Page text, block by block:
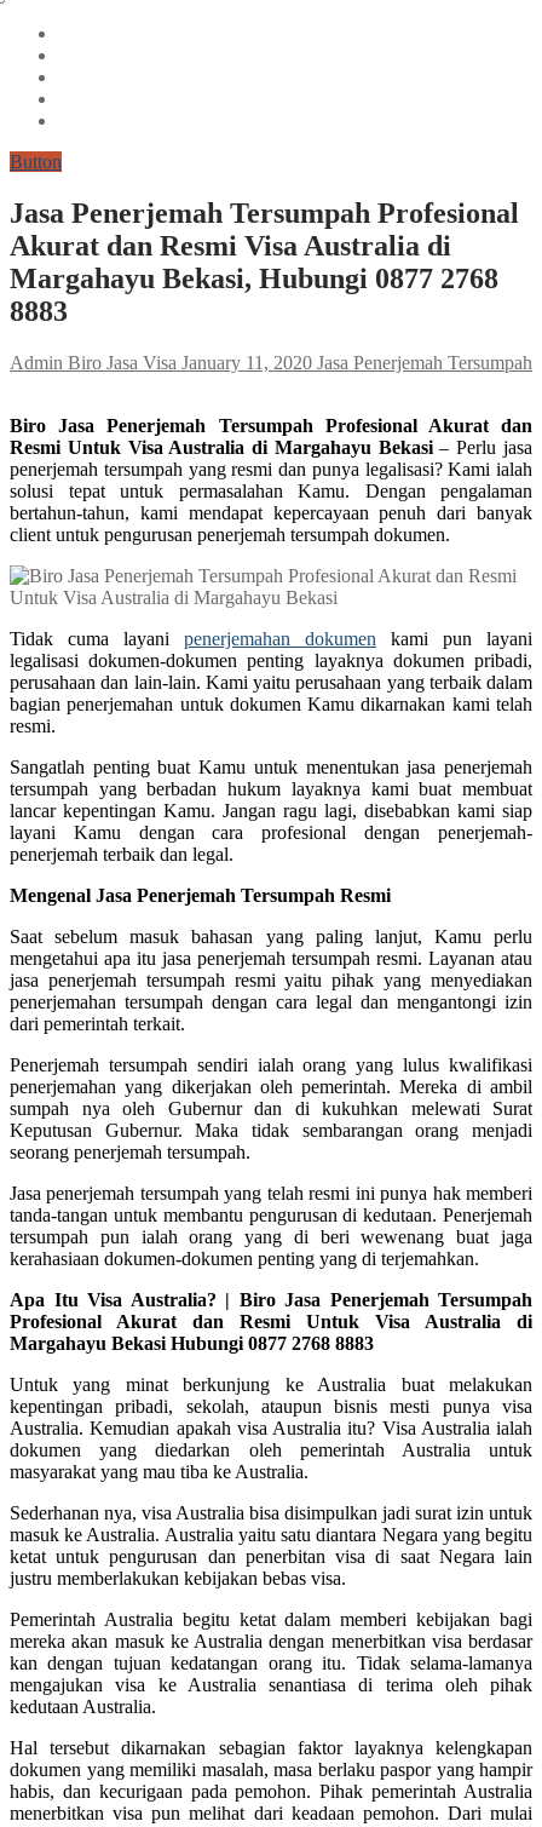
Button
Jasa Penerjemah Tersumpah Profesional
Akurat dan Resmi Visa Australia di
Margahayu Bekasi, Hubungi 0877 2768
8883
Admin Biro Jasa Visa January 11, 2020 Jasa Penerjemah Tersumpah
Biro Jasa Penerjemah Tersumpah Profesional Akurat dan
Resmi Untuk Visa Australia di Margahayu Bekasi– Perlu jasa
penerjemah tersumpah yang resmi dan punya legalisasi? Kami ialah
solusi tepat untuk permasalahan Kamu. Dengan pengalaman
bertahun-tahun, kami mendapat kepercayaan penuh dari banyak
client untuk pengurusan penerjemah tersumpah dokumen.
Tidak cuma layani penerjemahan dokumen kami pun layani
legalisasi dokumen-dokumen penting layaknya dokumen pribadi,
perusahaan dan lain-lain. Kami yaitu perusahaan yang terbaik dalam
bagian penerjemahan untuk dokumen Kamu dikarnakan kami telah
resmi.
Sangatlah penting buat Kamu untuk menentukan jasa penerjemah
tersumpah yang berbadan hukum layaknya kami buat membuat
lancar kepentingan Kamu. Jangan ragu lagi, disebabkan kami siap
layani Kamu dengan cara profesional dengan penerjemah-
penerjemah terbaik dan legal.
Mengenal Jasa Penerjemah Tersumpah Resmi
Saat sebelum masuk bahasan yang paling lanjut, Kamu perlu
mengetahui apa itu jasa penerjemah tersumpah resmi. Layanan atau
jasa penerjemah tersumpah resmi yaitu pihak yang menyediakan
penerjemahan tersumpah dengan cara legal dan mengantongi izin
dari pemerintah terkait.
Penerjemah tersumpah sendiri ialah orang yang lulus kwalifikasi
penerjemahan yang dikerjakan oleh pemerintah. Mereka di ambil
sumpah nya oleh Gubernur dan di kukuhkan melewati Surat
Keputusan Gubernur. Maka tidak sembarangan orang menjadi
seorang penerjemah tersumpah.
Jasa penerjemah tersumpah yang telah resmi ini punya hak memberi
tanda-tangan untuk membantu pengurusan di kedutaan. Penerjemah
tersumpah pun ialah orang yang di beri wewenang buat jaga
kerahasiaan dokumen-dokumen penting yang di terjemahkan.
Apa Itu Visa Australia? | Biro Jasa Penerjemah Tersumpah
Profesional Akurat dan Resmi Untuk Visa Australia di
Margahayu Bekasi Hubungi 0877 2768 8883
Untuk yang minat berkunjung ke Australia buat melakukan
kepentingan pribadi, sekolah, ataupun bisnis mesti punya visa
Australia. Kemudian apakah visa Australia itu? Visa Australia ialah
dokumen yang diedarkan oleh pemerintah Australia untuk
masyarakat yang mau tiba ke Australia.
Sederhanan nya, visa Australia bisa disimpulkan jadi surat izin untuk
masuk ke Australia. Australia yaitu satu diantara Negara yang begitu
ketat untuk pengurusan dan penerbitan visa di saat Negara lain
justru memberlakukan kebijakan bebas visa.
Pemerintah Australia begitu ketat dalam memberi kebijakan bagi
mereka akan masuk ke Australia dengan menerbitkan visa berdasar
kan dengan tujuan kedatangan orang itu. Tidak selama-lamanya
mengajukan visa ke Australia senantiasa di terima oleh pihak
kedutaan Australia.
Hal tersebut dikarnakan sebagian faktor layaknya kelengkapan
dokumen yang memiliki masalah, masa berlaku paspor yang hampir
habis, dan kecurigaan pada pemohon. Pihak pemerintah Australia
menerbitkan visa pun melihat dari keadaan pemohon. Dari mulai